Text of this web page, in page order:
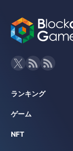
ランキング
ゲーム
NFT